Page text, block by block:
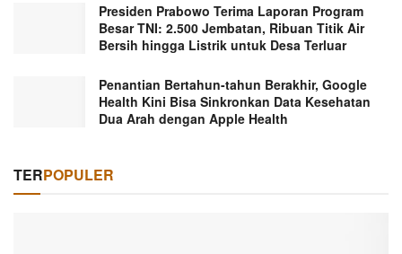
Presiden Prabowo Terima Laporan Program
Besar TNI: 2.500 Jembatan, Ribuan Titik Air
Bersih hingga Listrik untuk Desa Terluar
Penantian Bertahun-tahun Berakhir, Google
Health Kini Bisa Sinkronkan Data Kesehatan
Dua Arah dengan Apple Health
TERPOPULER